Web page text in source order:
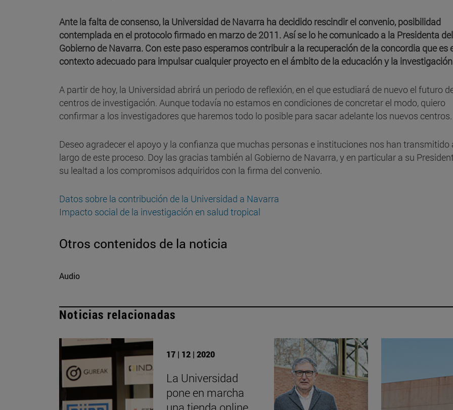
Ante la falta de consenso, la Universidad de Navarra ha decidido rescindir el convenio, posibilidad
contemplada en el protocolo firmado en marzo de 2011. Así se lo he comunicado a la Presidenta del
Gobierno de Navarra. Con este paso esperamos contribuir a la recuperación de la concordia que es
contexto adecuado para impulsar cualquier proyecto en el ámbito de la educación y la
A partir de hoy, la Universidad abrirá un periodo de reflexión, en el que estudiará de nuevo el futuro
centros de investigación. Aunque todavía no estamos en condiciones de concretar el modo, quiero
confirmar a los investigadores que haremos todo lo posible para sacar adelante los nuevos centros.
Deseo agradecer el apoyo y la confianza que muchas personas e instituciones nos han transmitido
largo de este proceso. Doy las gracias también al Gobierno de Navarra, y en particular a su
su lealtad a los compromisos adquiridos con la firma del convenio.
Datos sobre la contribución de la Universidad a Navarra
Impacto social de la investigación en salud tropical
Otros contenidos de la noticia
Audio
Noticias relacionadas
17 | 12 | 2020
La Universidad
pone en marcha
una tienda online